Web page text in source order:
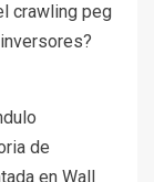
crawling peg
de
en Wall